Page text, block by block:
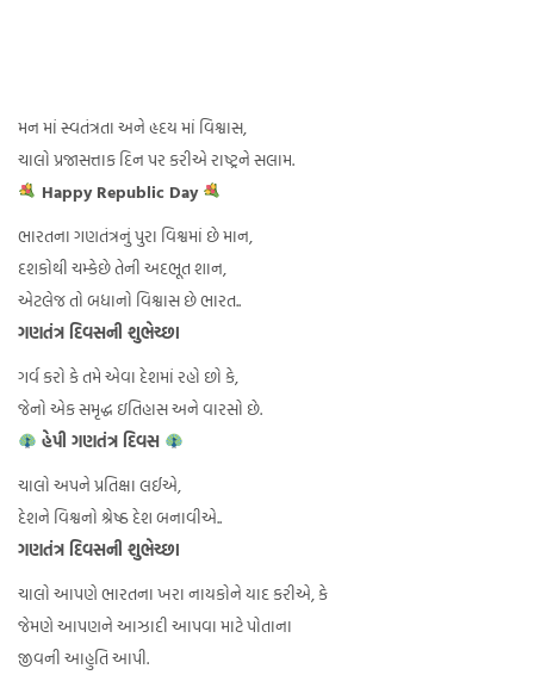
મન માં સ્વતંત્રતા અને હૃદય માં વિશ્વાસ,
ચાલો પ્રજાસત્તાક દિન પર કરીએ રાષ્ટ્રને સલામ.
Happy Republic Day
ભારતના ગણતંત્રનું પુરા વિશ્વમાં છે માન,
દશકોથી ચમ્કેછે તેની અદભૂત શાન,
એટલેજ તો બધાનો વિશ્વાસ છે ભારત..
ગણતંત્ર દિવસની શુભેચ્છા
ગર્વ કરો કે તમે એવા દેશમાં રહો છો કે,
જેનો એક સમૃદ્ધ ઇતિહાસ અને વારસો છે.
હેપી ગણતંત્ર દિવસ
ચાલો અપને પ્રતિક્ષા લઈએ,
દેશને વિશ્વનો શ્રેષ્ઠ દેશ બનાવીએ..
ગણતંત્ર દિવસની શુભેચ્છા
ચાલો આપણે ભારતના ખરા નાયકોને યાદ કરીએ, કે
જેમણે આપણને આઝાદી આપવા માટે પોતાના
જીવની આહુતિ આપી.